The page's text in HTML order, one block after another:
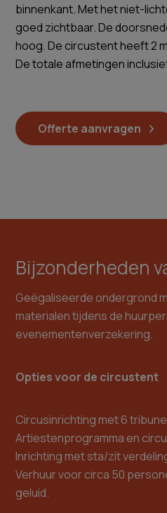
binnenkant. Met het niet-
goed zichtbaar. De
hoog. De circustent heeft 2
De totale afmetingen
Offerte aanvragen
Bijzonderheden
Geëgaliseerde ondergrond
materialen tijdens de
evenementenverzekering.
Opties voor de circustent
Circusinrichting met 6
Artiestenprogramma en
Inrichting met sta/zit
Verhuur voor circa 50
geluid.